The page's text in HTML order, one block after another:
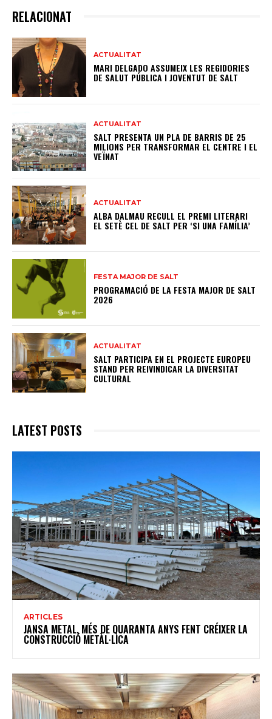
RELACIONAT
ACTUALITAT
MARI DELGADO ASSUMEIX LES REGIDORIES
DE SALUT PÚBLICA I JOVENTUT DE SALT
ACTUALITAT
SALT PRESENTA UN PLA DE BARRIS DE 25
MILIONS PER TRANSFORMAR EL CENTRE I EL
VEÏNAT
ACTUALITAT
ALBA DALMAU RECULL EL PREMI LITERARI
EL SETÈ CEL DE SALT PER ‘SI UNA FAMÍLIA’
FESTA MAJOR DE SALT
PROGRAMACIÓ DE LA FESTA MAJOR DE SALT
2026
ACTUALITAT
SALT PARTICIPA EN EL PROJECTE EUROPEU
STAND PER REIVINDICAR LA DIVERSITAT
CULTURAL
LATEST POSTS
ARTICLES
JANSA METAL, MÉS DE QUARANTA ANYS FENT CRÉIXER LA
CONSTRUCCIÓ METÀL·LICA